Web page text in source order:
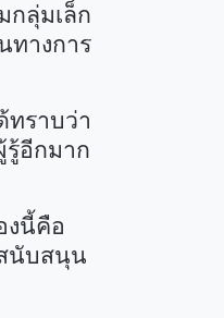
ลุ่มเล็ก
ทางการ
ราบว่า
รู้อีกมาก
งนี้คือ
นับสนุน